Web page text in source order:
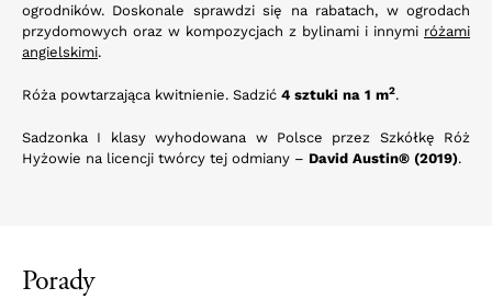
ogrodników. Doskonale sprawdzi się na rabatach, w ogrodach
przydomowych oraz w kompozycjach z bylinami i innymi różami
angielskimi.
Róża powtarzająca kwitnienie. Sadzić 4 sztuki na 1 m2.
Sadzonka I klasy wyhodowana w Polsce przez Szkółkę Róż
Hyżowie na licencji twórcy tej odmiany – David Austin® (2019).
Porady